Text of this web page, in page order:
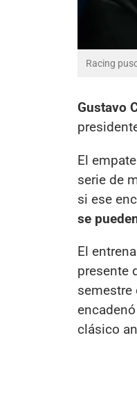
Racing
Gustavo
El
serie de
si ese
se
El
presente
semestre
clásico